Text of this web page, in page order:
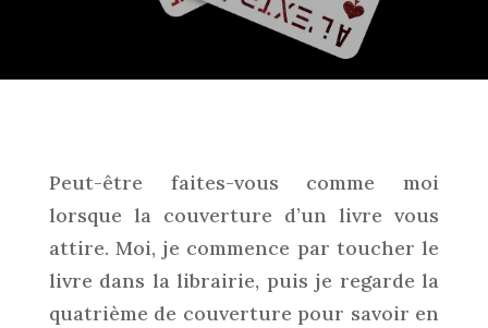
Peut-être faites-vous comme moi
lorsque la couverture d’un livre vous
attire. Moi, je commence par toucher le
livre dans la librairie, puis je regarde la
quatrième de couverture pour savoir en